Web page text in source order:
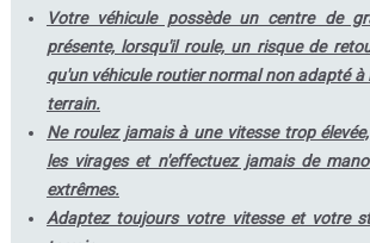
Votre véhicule possède un centre de
présente, lorsqu'il roule, un risque de
qu'un véhicule routier normal non adapté
terrain.
Ne roulez jamais à une vitesse trop
les virages et n'effectuez jamais de
extrêmes.
Adaptez toujours votre vitesse et votre